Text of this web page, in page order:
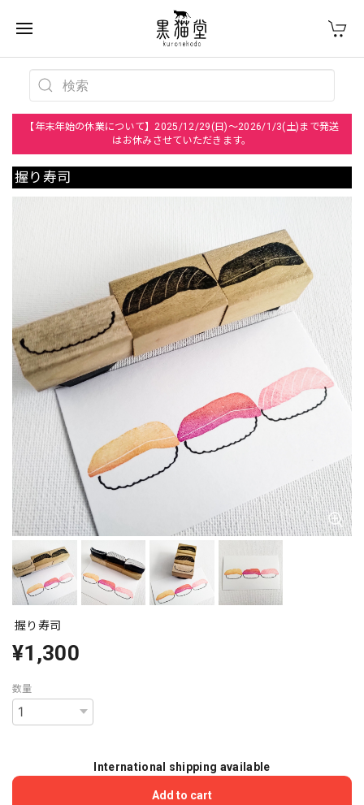
【年末年始の休業について】2025/12/29(日)～2026/1/3(土)まで発送
はお休みさせていただきます。
握り寿司
握り寿司
¥1,300
数量
International shipping available
Add to cart